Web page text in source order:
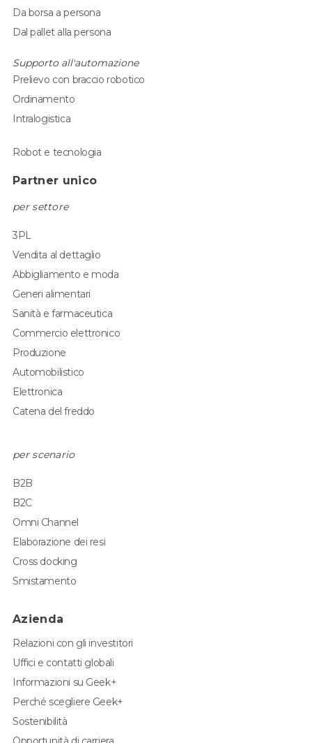
Da borsa a persona
Dal pallet alla persona
Supporto all'automazione
Prelievo con braccio robotico
Ordinamento
Intralogistica
Robot e tecnologia
Partner unico
per settore
3PL
Vendita al dettaglio
Abbigliamento e moda
Generi alimentari
Sanità e farmaceutica
Commercio elettronico
Produzione
Automobilistico
Elettronica
Catena del freddo
per scenario
B2B
B2C
Omni Channel
Elaborazione dei resi
Cross docking
Smistamento
Azienda
Relazioni con gli investitori
Uffici e contatti globali
Informazioni su Geek+
Perché scegliere Geek+
Sostenibilità